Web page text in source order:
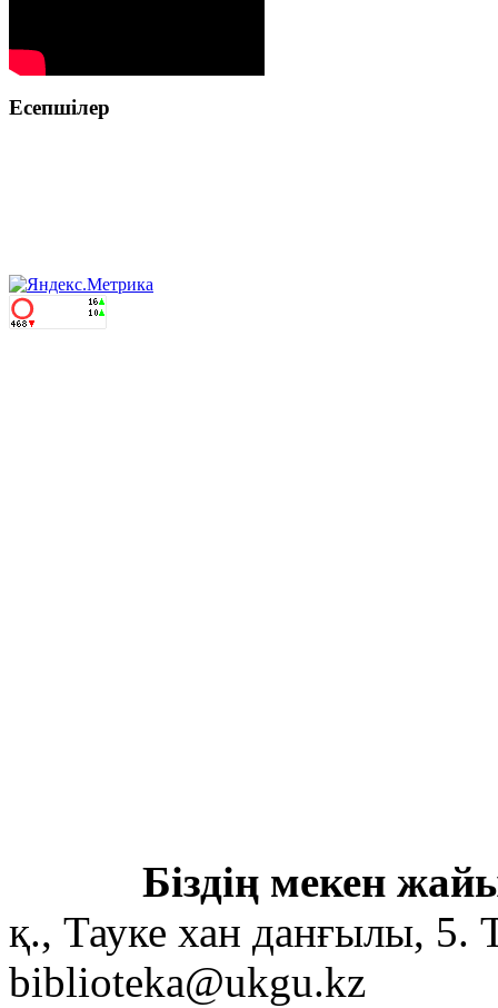
Есепшілер
Біздің мекен
қ., Тауке хан данғылы,
biblioteka@ukgu.kz